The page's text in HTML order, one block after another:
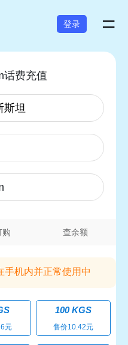
登录 =
话费充值
购 查余额
手机内并正常使用中
元
100 KGS
售价10.42元